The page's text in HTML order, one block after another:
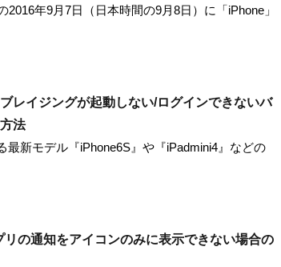
年9月7日（日本時間の9月8日）に「iPhone」
レイジングが起動しない/ログインできないバ
法
新モデル『iPhone6S』や『iPadmini4』などの
リの通知をアイコンのみに表示できない場合の